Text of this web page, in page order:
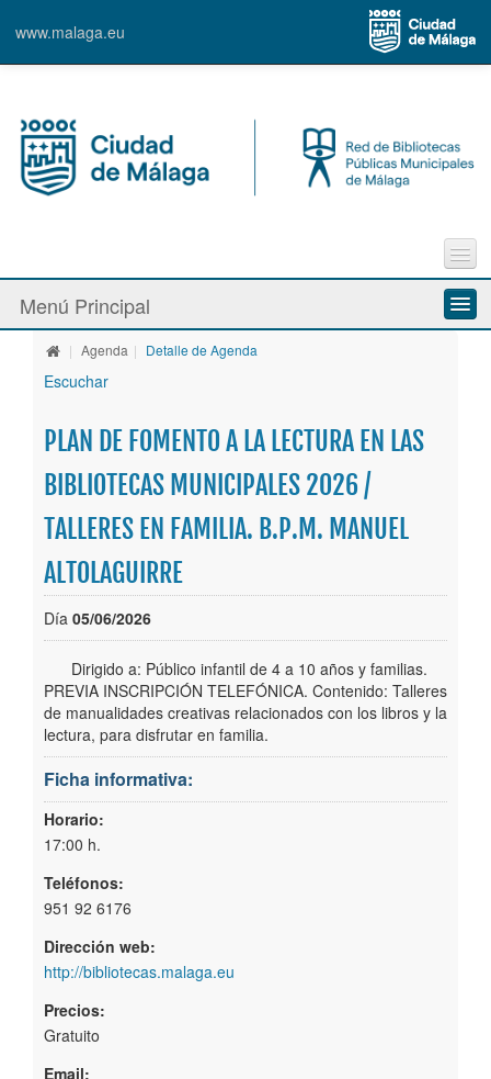
www.malaga.eu
Trámites en línea
e-Biblio
Contacto
Menú Principal
Quiénes somos
Servicios
Busca tu libro
Agenda
| Agenda | Detalle de Agenda
Escuchar
PLAN DE FOMENTO A LA LECTURA EN LAS
BIBLIOTECAS MUNICIPALES 2026 /
TALLERES EN FAMILIA. B.P.M. MANUEL
ALTOLAGUIRRE
Día 05/06/2026
Dirigido a: Público infantil de 4 a 10 años y familias.
PREVIA INSCRIPCIÓN TELEFÓNICA. Contenido: Talleres
de manualidades creativas relacionados con los libros y la
lectura, para disfrutar en familia.
Ficha informativa:
Horario:
17:00 h.
Teléfonos:
951 92 6176
Dirección web:
http://bibliotecas.malaga.eu
Precios:
Gratuito
Email: